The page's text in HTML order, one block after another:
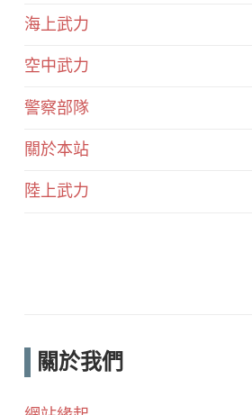
海上武力
空中武力
警察部隊
關於本站
陸上武力
關於我們